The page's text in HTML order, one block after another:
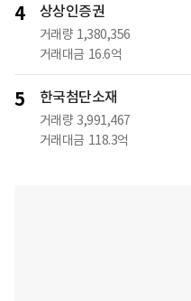
4 상상인증권
거래량 1,380,356
거래대금 16.6억
5 한국첨단소재
거래량 3,991,467
거래대금 118.3억